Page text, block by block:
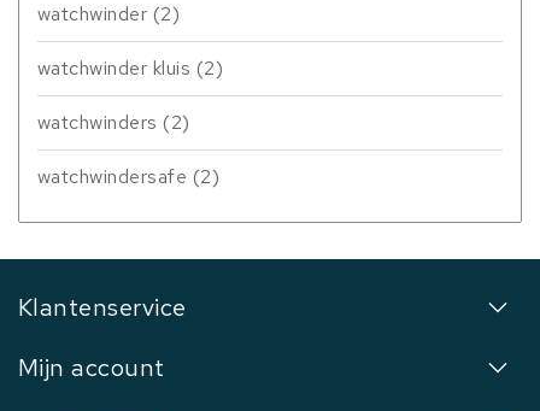
watchwinder (2)
watchwinder kluis (2)
watchwinders (2)
watchwindersafe (2)
Klantenservice
Mijn account